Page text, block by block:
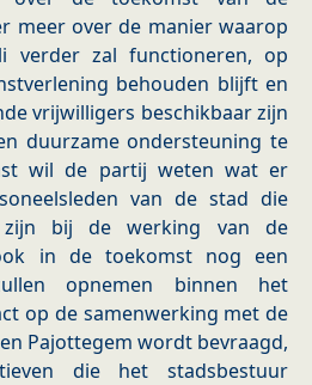
meer over de manier waarop
verder zal functioneren, op
behouden blijft en
vrijwilligers beschikbaar zijn
duurzame ondersteuning te
wil de partij weten wat er
van de stad die
zijn bij de werking van de
in de toekomst nog een
opnemen binnen het
op de samenwerking met de
Pajottegem wordt bevraagd,
die het stadsbestuur